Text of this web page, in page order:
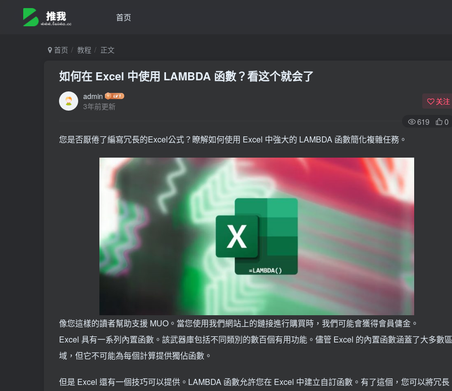
首页
首页 教程 正文
如何在 Excel 中使用 LAMBDA 函數？看这个就会了
admin
3年前更新
关注
619 0
您是否厭倦了編寫冗長的Excel公式？瞭解如何使用 Excel 中強大的 LAMBDA 函數簡化複雜任務。
像您這樣的讀者幫助支援 MUO。當您使用我們網站上的鏈接進行購買時，我們可能會獲得會員傭金。
Excel 具有一系列內置函數。該武器庫包括不同類別的數百個有用功能。儘管 Excel 的內置函數涵蓋了大多數區
域，但它不可能為每個計算提供獨佔函數。
但是 Excel 還有一個技巧可以提供。LAMBDA 函數允許您在 Excel 中建立自訂函數。有了這個，您可以將冗長